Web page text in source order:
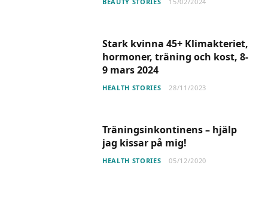
Stark kvinna 45+ Klimakteriet,
hormoner, träning och kost, 8-
9 mars 2024
HEALTH STORIES 28/11/2023
Träningsinkontinens – hjälp
jag kissar på mig!
HEALTH STORIES 05/12/2020